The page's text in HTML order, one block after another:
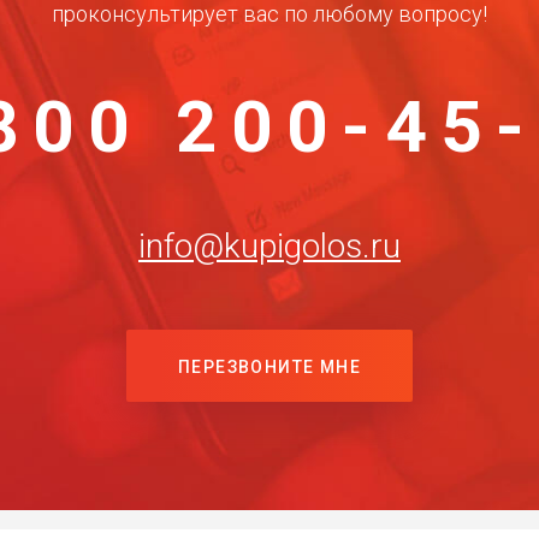
проконсультирует вас по любому вопросу!
200-
info@kupigolos.ru
ПЕРЕЗВОНИТЕ МНЕ